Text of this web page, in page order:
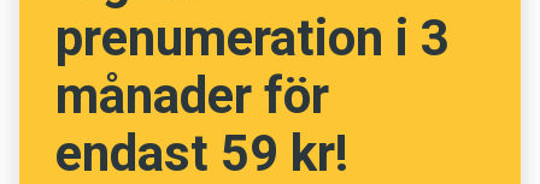
prenumeration i 3
månader för
endast 59 kr!